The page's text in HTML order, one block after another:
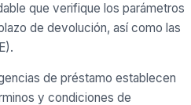
que verifique los parámetros
de devolución, así como las
de préstamo establecen
y condiciones de